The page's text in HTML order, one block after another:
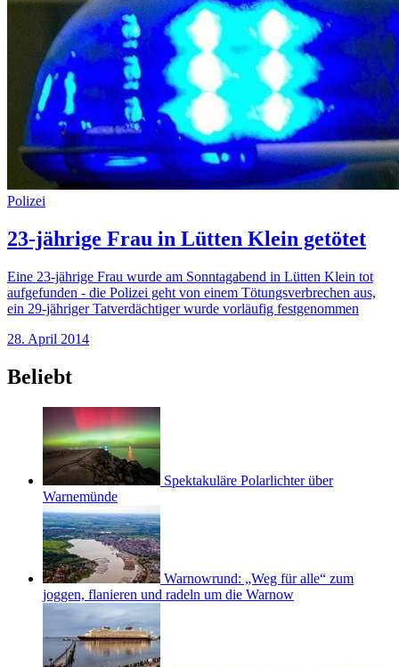
Polizei
23-jährige Frau in Lütten Klein getötet
Eine 23-jährige Frau wurde am Sonntagabend in Lütten Klein tot
aufgefunden - die Polizei geht von einem Tötungsverbrechen aus,
ein 29-jähriger Tatverdächtiger wurde vorläufig festgenommen
28. April 2014
Beliebt
Spektakuläre Polarlichter über
Warnemünde
Warnowrund: „Weg für alle“ zum
joggen, flanieren und radeln um die Warnow